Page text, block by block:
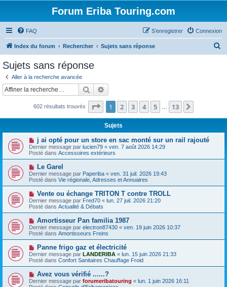
Forum Eriba Touring.com
FAQ Connexion
S’enregistrer
Index du forum Rechercher Sujets sans réponse
c
Sujets sans réponse
Aller à la recherche avancée
Rechercher
602 résultats trouvés Page 1sur13
1 2 3 4 5 13
Sujets
N
o
u
v
e
a
u
m
e
s
s
a
g
j ai opté pour un store en sac monté sur un rail rajouté
Dernier message par lucien79 « ven. 7 août 2026 14:29
Posté dans Accessoires extérieurs
N
o
u
v
e
u
m
e
s
s
a
g
e
Le Garel
Dernier message par Paperiba « ven. 31 juil. 2026 19:43
Posté dans Vie régionale, Adresses et Annuaires
N
o
u
v
a
u
m
e
s
a
g
Vente ou échange TRITON T contre TROLL
Dernier message par Fred70 « lun. 27 juil. 2026 21:20
Posté dans Actualité & Débats
N
o
u
v
e
a
u
m
e
s
s
a
Amortisseur Pan familia 1987
Dernier message par electron87430 « ven. 19 juin 2026 10:37
Posté dans Amortisseurs Freins
N
o
u
v
a
u
Panne frigo gaz et électricité
Dernier message par LANDERIBA « lun. 15 juin 2026 21:33
Posté dans Confort Sanitaires Chauffage Froid
N
o
u
Avez vous vérifié ......?
Dernier message par forumeribatouring « lun. 1 juin 2026 16:11